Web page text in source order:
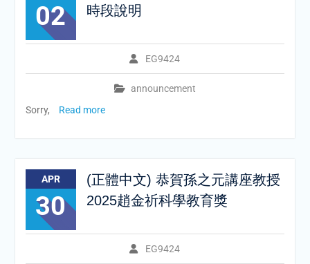
02
時段說明
EG9424
announcement
Sorry,
Read more
APR
30
(正體中文) 恭賀孫之元講座教授
2025趙金祈科學教育獎
EG9424